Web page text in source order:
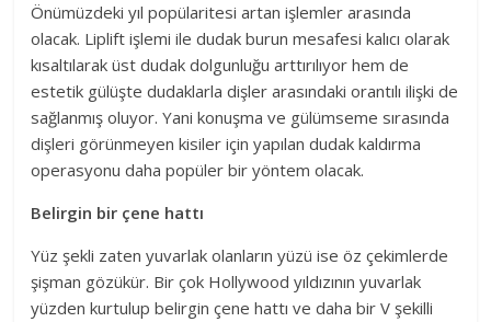
Önümüzdeki yıl popülaritesi artan işlemler arasında
olacak. Liplift işlemi ile dudak burun mesafesi kalıcı olarak
kısaltılarak üst dudak dolgunluğu arttırılıyor hem de
estetik gülüşte dudaklarla dişler arasındaki orantılı ilişki de
sağlanmış oluyor. Yani konuşma ve gülümseme sırasında
dişleri görünmeyen kisiler için yapılan dudak kaldırma
operasyonu daha popüler bir yöntem olacak.
Belirgin bir çene hattı
Yüz şekli zaten yuvarlak olanların yüzü ise öz çekimlerde
şişman gözükür. Bir çok Hollywood yıldızının yuvarlak
yüzden kurtulup belirgin çene hattı ve daha bir V şekilli